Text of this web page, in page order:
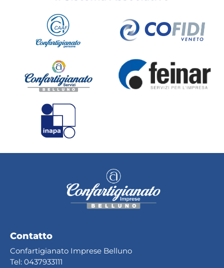
Contatto
Confartigianato Imprese Belluno
Tel: 0437933111